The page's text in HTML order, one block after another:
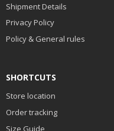
Shipment Details
Privacy Policy
Policy & General rules
SHORTCUTS
Store location
Order tracking
Size Guide